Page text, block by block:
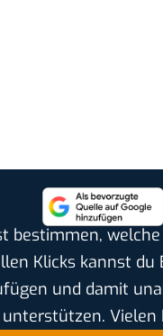
bestimmen,
Klicks kannst du
und damit
unterstützen. Vielen